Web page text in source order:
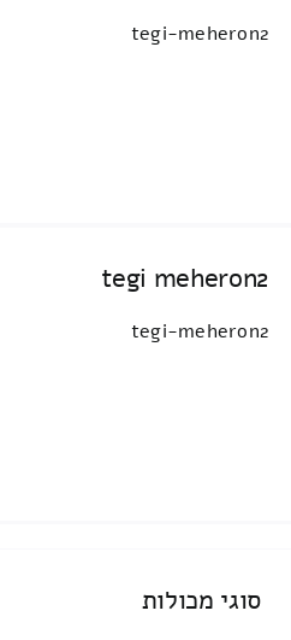
tegi-meheron2
tegi meheron2
tegi-meheron2
סוגי מכולות